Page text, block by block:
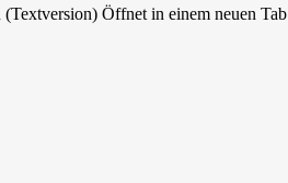
(Textversion)Öffnet in einem neuen Tab